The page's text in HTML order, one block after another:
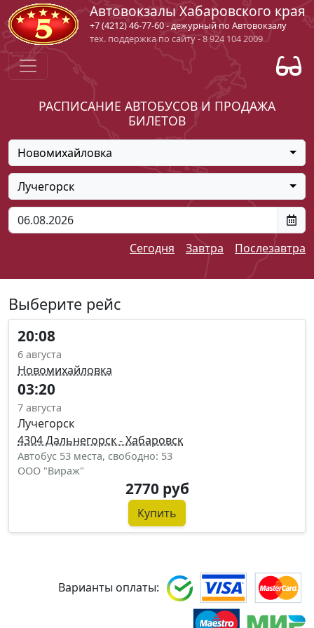
Автовокзалы Хабаровского края
+7 (4212) 46-77-60 - дежурный по Автовокзалу
тех. поддержка по сайту - 8 924 104 2009
РАСПИСАНИЕ АВТОБУСОВ И ПРОДАЖА
БИЛЕТОВ
Новомихайловка
Лучегорск
Сегодня Завтра Послезавтра
Выберите рейс
20:08
6 августа
Новомихайловка
03:20
7 августа
Лучегорск
4304 Дальнегорск - Хабаровск
Автобус 53 места, свободно: 53
ООО "Вираж"
2770 руб
Купить
Варианты оплаты: